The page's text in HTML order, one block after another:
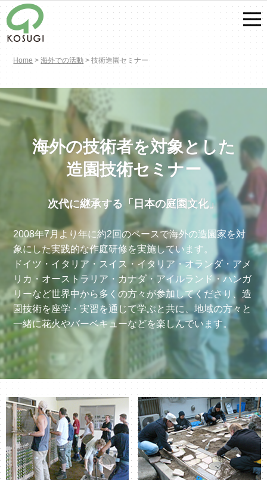
Home >海外での活動>技術造園セミナー
海外の技術者を対象とした
造園技術セミナー
次代に継承する「日本の庭園文化」
2008年7月より年に約2回のペースで海外の造園家を対
象にした実践的な作庭研修を実施しています。
ドイツ・イタリア・スイス・イタリア・オランダ・アメ
リカ・オーストラリア・カナダ・アイルランド・ハンガ
リーなど世界中から多くの方々が参加してくださり、造
園技術を座学・実習を通じて学ぶと共に、地域の方々と
一緒に花火やバーベキューなどを楽しんでいます。